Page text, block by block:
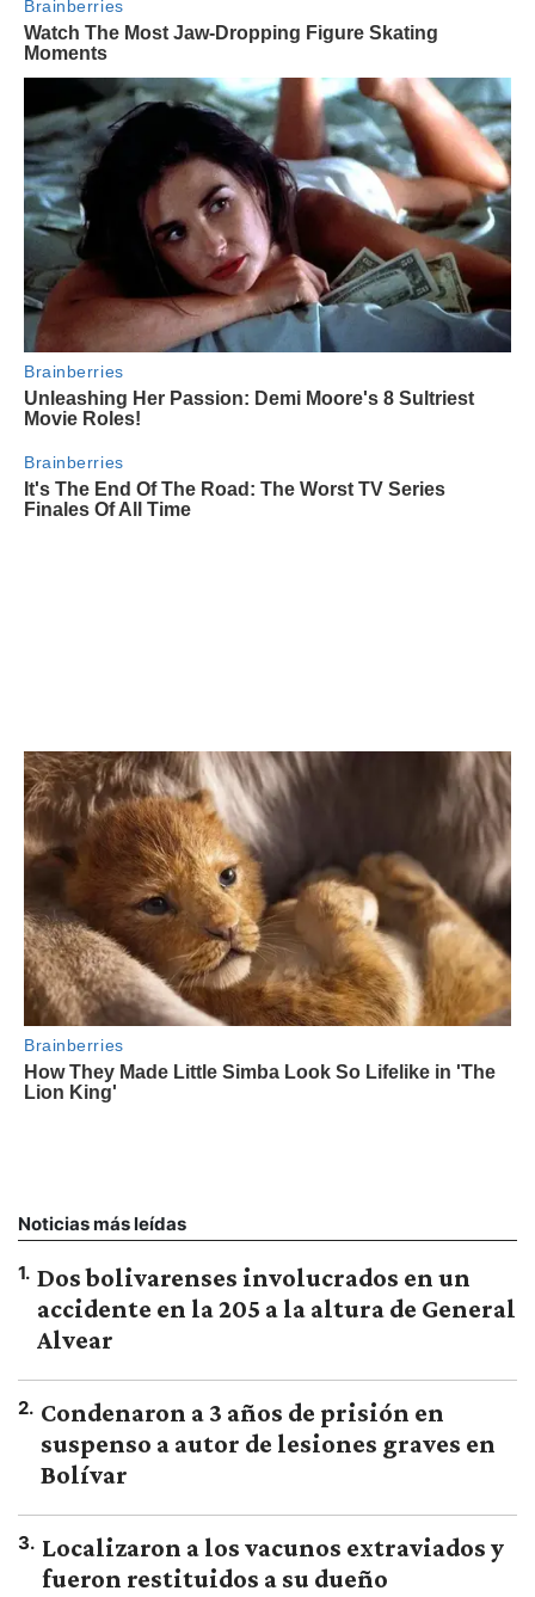
Noticias más leídas
1. Dos bolivarenses involucrados en un
accidente en la 205 a la altura de General
Alvear
2. Condenaron a 3 años de prisión en
suspenso a autor de lesiones graves en
Bolívar
3. Localizaron a los vacunos extraviados y
fueron restituidos a su dueño